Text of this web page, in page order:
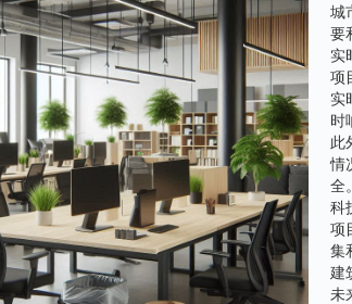
城
要
实
项
实
时
此
情
全。
科
项
集
建
未